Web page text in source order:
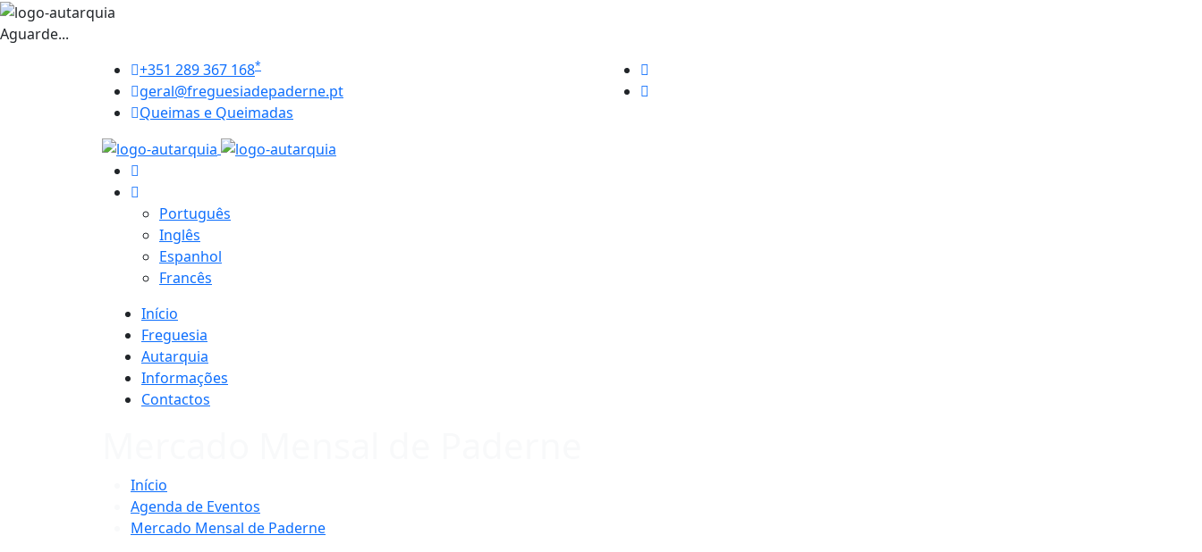
Aguarde...
+351 289 367 168*
geral@freguesiadepaderne.pt
Queimas e Queimadas
Português
Inglês
Espanhol
Francês
Início
Freguesia
Autarquia
Informações
Contactos
Início
Agenda de Eventos
Mercado Mensal de Paderne